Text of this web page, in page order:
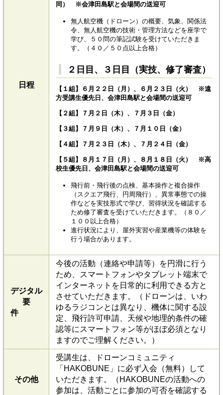
日程
同） ※会津田島駅と会場間の送迎可
無人航空機（ドローン）の概要、気象、関係法
令、無人航空機の技術・管理方法などを座学で
学び、５０問の筆記試験を受けていただきま
す。（４０／５０点以上合格）
２日目、３日目（実技、修了審査）
【１組】６月２２日（月）、６月２３日（火） ※遠
方受講生優先日、会津田島駅と会場間の送迎可
【２組】７月２日（木）、７月３日（金）
【３組】７月９日（木）、７月１０日（金）
【４組】７月２３日（木）、７月２４日（金）
【５組】８月１７日（月）、８月１８日（火） ※高
校生優先日、会津田島駅と会場間の送迎可
飛行前・飛行後の点検、基本操作と複合操作
（スクエア飛行、円周飛行）、異常事態での操
作などを実技形式で学び、習得状況を確認する
ため修了審査を受けていただきます。（８０／
１００以上合格）
進行状況により、屋外実習や産業機等の体験を
行う場合があります。
デジタル
要
件
今後の活動（連絡や申請等）を円滑に行う
ため、スマートフォンやタブレット端末で
インターネットを日常的に利用できる方と
させていただきます。（ドローンは、いわ
ゆるラジコンとは異なり、機体に関する設
定、飛行許可申請、天候や地理的条件の確
認等にスマートフォン等がほぼ必須となり
ますのでご理解ください。）
その他
受講生は、ドローンコミュニティ
「HAKOBUNE」に必ず入会（無料）して
いただきます。（HAKOBUNEの活動への
参加は、活動ごとに参加の可否を確認する